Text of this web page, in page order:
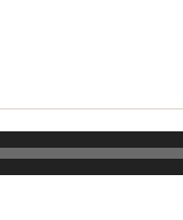
sportifs
Le